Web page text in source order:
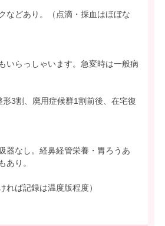
などあり。（点滴・採血はほぼな
いらっしゃいます。急変時は一般病
3割、廃用症候群1割前後、在宅復
器なし。経鼻経管栄養・胃ろうあ
あり。
ば記録は温度版程度）